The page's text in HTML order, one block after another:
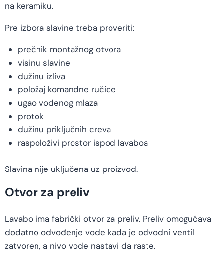
na keramiku.
Pre izbora slavine treba proveriti:
prečnik montažnog otvora
visinu slavine
dužinu izliva
položaj komandne ručice
ugao vodenog mlaza
protok
dužinu priključnih creva
raspoloživi prostor ispod lavaboa
Slavina nije uključena uz proizvod.
Otvor za preliv
Lavabo ima fabrički otvor za preliv. Preliv omogućava
dodatno odvođenje vode kada je odvodni ventil
zatvoren, a nivo vode nastavi da raste.